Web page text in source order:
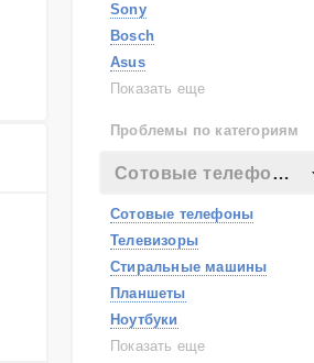
Sony
Bosch
Asus
Lenovo
Apple
Indesit
Показать еще
Проблемы по категориям
Сотовые телефоны
Сотовые телефоны
Телевизоры
Стиральные машины
Планшеты
Ноутбуки
Холодильники
Показать еще